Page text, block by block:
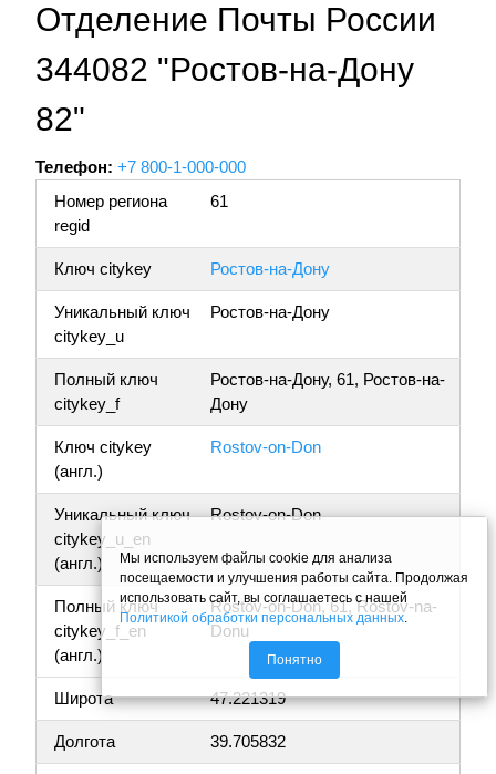
Отделение Почты России
344082 "Ростов-на-Дону
82"
Телефон: +7 800-1-000-000
Номер региона
regid
61
Ключ citykey Ростов-на-Дону
Уникальный ключ
citykey_u
Ростов-на-Дону
Полный ключ
citykey_f
Ростов-на-Дону, 61, Ростов-на-
Дону
Ключ citykey
(англ.)
Rostov-on-Don
Уникальный ключ
citykey_u_en
(англ.)
Rostov-on-Don
Полный ключ
citykey_f_en
(англ.)
Rostov-on-Don, 61, Rostov-na-
Donu
Широта 47.221319
Долгота 39.705832
Мы используем файлы cookie для анализа
посещаемости и улучшения работы сайта. Продолжая
использовать сайт, вы соглашаетесь с нашей
Политикой обработки персональных данных.
Понятно